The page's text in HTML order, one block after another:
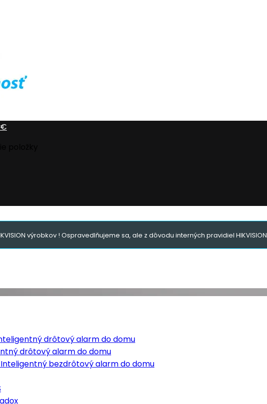
výrobkov ! Ospravedlňujeme sa, ale z dôvodu interných pravidiel
drôtový alarm do domu
drôtový alarm do domu
Inteligentný bezdrôtový alarm do domu